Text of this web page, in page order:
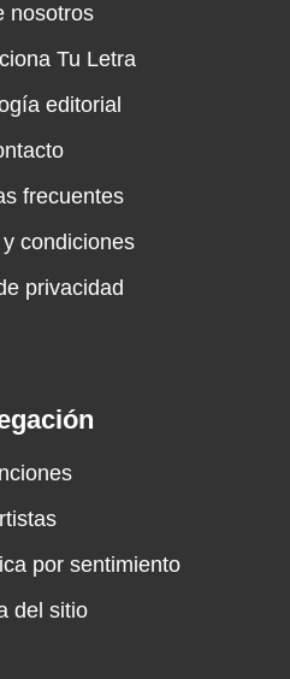
nosotros
Tu Letra
editorial
frecuentes
condiciones
privacidad
por sentimiento
del sitio